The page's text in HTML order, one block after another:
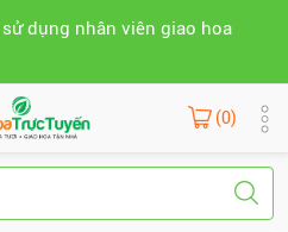
dụng nhân viên giao hoa
(0)